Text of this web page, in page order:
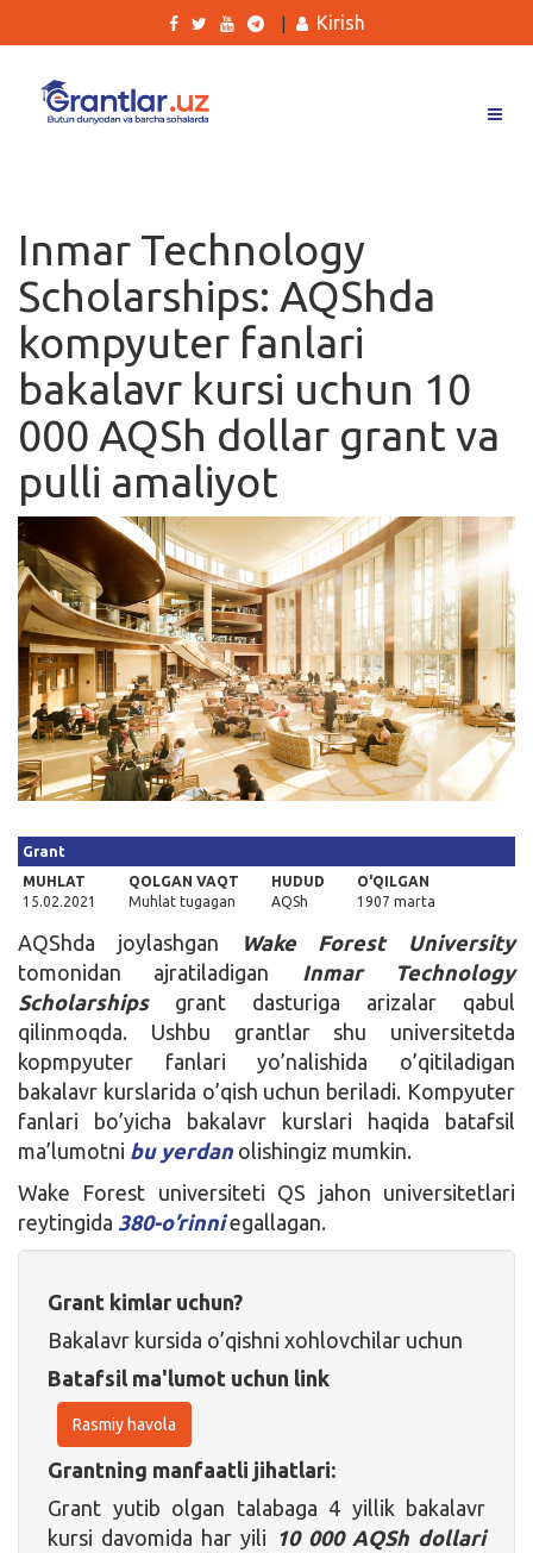
Ishlar
Kurslar
Blog
Yana
Kirish
Kirish
Inmar Technology
Scholarships: AQShda
kompyuter fanlari
bakalavr kursi uchun 10
000 AQSh dollar grant va
pulli amaliyot
Grant
MUHLAT
15.02.2021
QOLGAN VAQT
Muhlat tugagan
HUDUD
AQSh
O'QILGAN
1907 marta
AQShda joylashgan
Wake Forest University
tomonidan ajratiladigan
Inmar Technology
Scholarships grant dasturiga arizalar qabul
qilinmoqda. Ushbu grantlar shu universitetda
kopmpyuter fanlari yo’nalishida o’qitiladigan
bakalavr kurslarida o’qish uchun beriladi. Kompyuter
fanlari bo’yicha bakalavr kurslari haqida batafsil
ma’lumotni bu yerdan olishingiz mumkin.
Wake Forest universiteti QS jahon universitetlari
reytingida 380-o’rinniegallagan.
Grant kimlar uchun?
Bakalavr kursida o’qishni xohlovchilar uchun
Batafsil ma'lumot uchun link
Rasmiy havola
Grantning manfaatli jihatlari:
Grant yutib olgan talabaga 4 yillik bakalavr
kursi davomida har yili 10 000 AQSh dollari